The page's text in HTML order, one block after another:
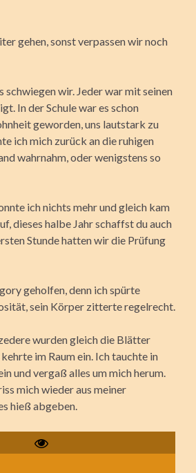
gehen, sonst verpassen wir noch
schwiegen wir. Jeder war mit seinen
In der Schule war es schon
geworden, uns lautstark zu
ich mich zurück an die ruhigen
wahrnahm, oder wenigstens so
ich nichts mehr und gleich kam
dieses halbe Jahr schaffst du auch
Stunde hatten wir die Prüfung
geholfen, denn ich spürte
sein Körper zitterte regelrecht.
wurden gleich die Blätter
im Raum ein. Ich tauchte in
und vergaß alles um mich herum.
mich wieder aus meiner
hieß abgeben.